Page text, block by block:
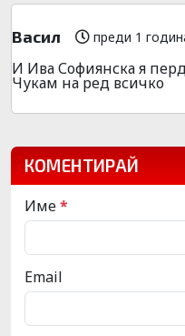
Васил преди 1
И Ива Софиянска я
Чукам на ред всичко
КОМЕНТИРАЙ
Име*
Email